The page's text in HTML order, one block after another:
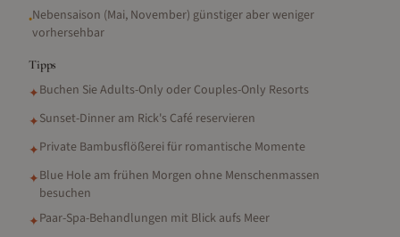
•Nebensaison (Mai, November) günstiger aber weniger
vorhersehbar
Tipps
✦Buchen Sie Adults-Only oder Couples-Only Resorts
✦Sunset-Dinner am Rick's Café reservieren
✦Private Bambusflößerei für romantische Momente
✦Blue Hole am frühen Morgen ohne Menschenmassen
besuchen
✦Paar-Spa-Behandlungen mit Blick aufs Meer